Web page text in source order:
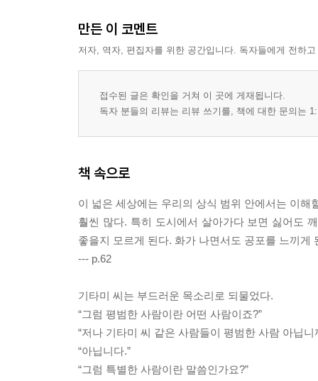
만든 이 코멘트
저자, 역자, 편집자를 위한 공간입니다. 독자들에게 전하
접수된 글은 확인을 거쳐 이 곳에 게재됩니다.
독자 분들의 리뷰는 리뷰 쓰기를, 책에 대한 문의는
책 속으로
이 넓은 세상에는 우리의 상식 범위 안에서는 이
훨씬 많다. 특히 도시에서 살아가다 보면 싫어도
좋을지 모르게 된다. 화가 나면서도 공포를 느끼
--- p.62
기타미 씨는 부드러운 목소리로 되물었다.
“그럼 평범한 사람이란 어떤 사람이죠?”
“저나 기타미 씨 같은 사람들이 평범한 사람 아닙니
“아닙니다.”
“그럼 특별한 사람이란 말씀인가요?”